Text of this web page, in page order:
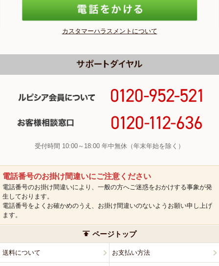
カスタマーハラスメントについて
受付時間 10:00～18:00 年中無休（年末年始を除く）
電話番号のお掛け間違いにご注意ください
電話番号のお掛け間違いにより、一般の方へご迷惑をおかけする事象が発
生しております。
電話番号をよくお確かめのうえ、お掛け間違いのないようお願い申し上げ
ます。
ページトップ
送料について お支払い方法